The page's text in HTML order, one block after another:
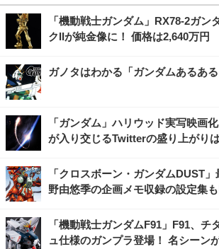
「機動戦士ガンダム」RX78-2ガン
クIIが純金像に！ 価格は2,640万円
ガノタはわかる「ガンダムあるあ
「ガンダム」ハリウッド実写映画
が入り交じるTwitterの盛り上がり
「クロスボーン・ガンダムDUST
野由悠季の企画メモ収録の設定集
「機動戦士ガンダムF91」F91、チ
ュ仕様のガンプラ登場！ 名シーン